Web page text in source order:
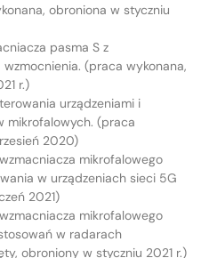
obroniona w styczniu
pasma S z
(praca wykonana,
r.)
urządzeniami i
mikrofalowych. (praca
2020)
mikrofalowego
w urządzeniach sieci 5G
2021)
mikrofalowego
w radarach
obroniony w styczniu 2021 r.)